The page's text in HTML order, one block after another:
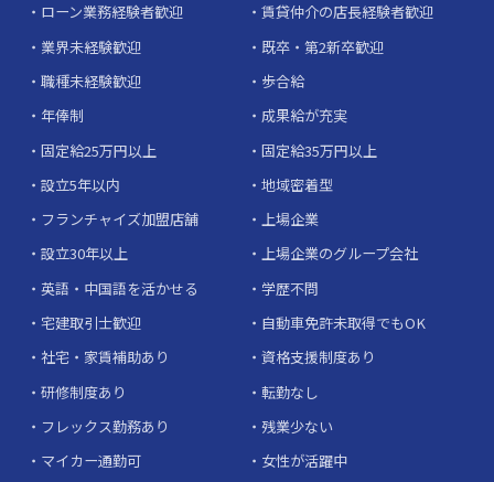
ローン業務経験者歓迎
賃貸仲介の店長経験者歓迎
業界未経験歓迎
既卒・第2新卒歓迎
職種未経験歓迎
歩合給
年俸制
成果給が充実
固定給25万円以上
固定給35万円以上
設立5年以内
地域密着型
フランチャイズ加盟店舗
上場企業
設立30年以上
上場企業のグループ会社
英語・中国語を活かせる
学歴不問
宅建取引士歓迎
自動車免許未取得でもOK
社宅・家賃補助あり
資格支援制度あり
研修制度あり
転勤なし
フレックス勤務あり
残業少ない
マイカー通勤可
女性が活躍中